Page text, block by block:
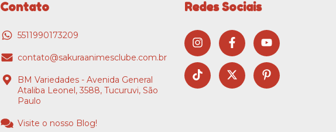
Contato
5511990173209
contato@sakuraanimesclube.com.br
BM Variedades - Avenida General
Ataliba Leonel, 3588, Tucuruvi, São
Paulo
Visite o nosso Blog!
Redes Sociais